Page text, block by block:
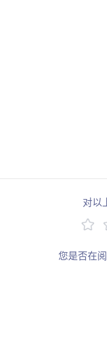
对以
您是否在